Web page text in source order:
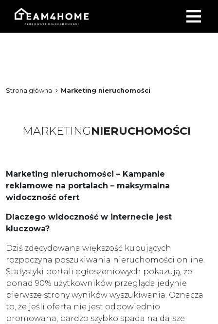
Strona główna Marketing nieruchomości
MARKETINGNIERUCHOMOŚCI
Marketing nieruchomości – Kampanie
reklamowe na portalach – maksymalna
widoczność ofert
Dlaczego widoczność w internecie jest
kluczowa?
Dziś zdecydowana większość kupujących
rozpoczyna poszukiwania nieruchomości online.
Statystyki portali ogłoszeniowych pokazują, że
ponad 90% użytkowników przegląda jedynie
pierwsze strony wyników wyszukiwania. Oznacza
to, że jeśli oferta nie jest odpowiednio
promowana, bardzo szybko spada na dalsze